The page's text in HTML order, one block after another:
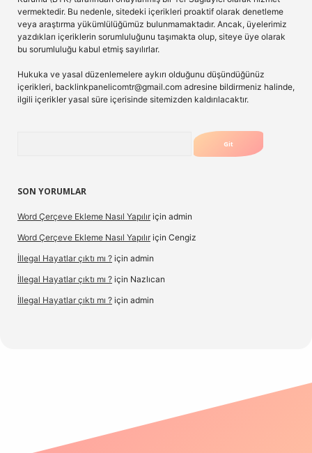
vermektedir. Bu nedenle, sitedeki içerikleri proaktif olarak denetleme
veya araştırma yükümlülüğümüz bulunmamaktadır. Ancak, üyelerimiz
yazdıkları içeriklerin sorumluluğunu taşımakta olup, siteye üye olarak
bu sorumluluğu kabul etmiş sayılırlar.
Hukuka ve yasal düzenlemelere aykırı olduğunu düşündüğünüz
içerikleri, backlinkpanelicomtr@gmail.com adresine bildirmeniz halinde,
ilgili içerikler yasal süre içerisinde sitemizden kaldırılacaktır.
SON YORUMLAR
Word Çerçeve Ekleme Nasıl Yapılır için admin
Word Çerçeve Ekleme Nasıl Yapılır için Cengiz
İllegal Hayatlar çıktı mı ? için admin
İllegal Hayatlar çıktı mı ? için Nazlıcan
İllegal Hayatlar çıktı mı ? için admin